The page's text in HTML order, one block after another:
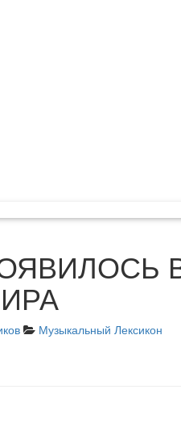
Музыкальный Лексикон